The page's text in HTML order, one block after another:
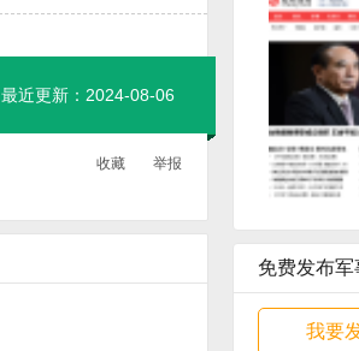
最近更新：2024-08-06
收藏 举报
免费发布军
我要